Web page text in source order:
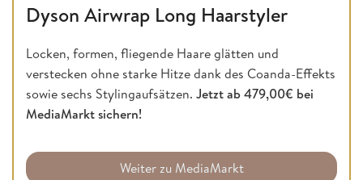
Dyson Airwrap Long Haarstyler
Locken, formen, fliegende Haare glätten und
verstecken ohne starke Hitze dank des Coanda-Effekts
sowie sechs Stylingaufsätzen. Jetzt ab 479,00€ bei
MediaMarkt sichern!
Weiter zu MediaMarkt